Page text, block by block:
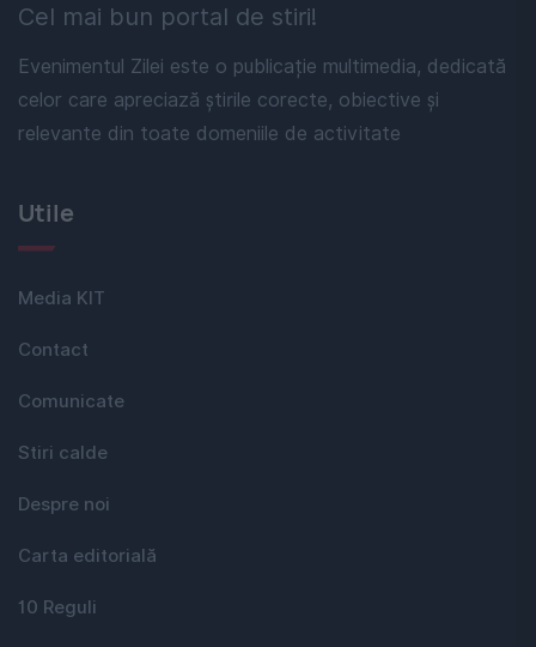
Cel mai bun portal de stiri!
Evenimentul Zilei este o publicație multimedia, dedicată
celor care apreciază știrile corecte, obiective și
relevante din toate domeniile de activitate
Utile
Media KIT
Contact
Comunicate
Stiri calde
Despre noi
Carta editorială
10 Reguli